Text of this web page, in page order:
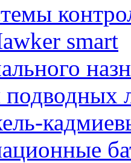
smart